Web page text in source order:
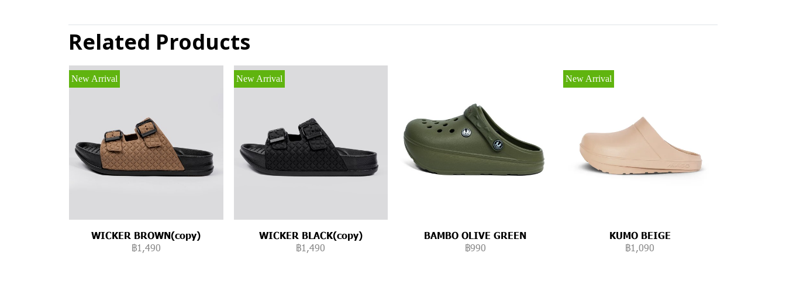
Related Products
New Arrival
WICKER BROWN(copy)
฿1,490
New Arrival
WICKER BLACK(copy)
฿1,490
BAMBO OLIVE GREEN
฿990
New Arrival
KUMO BEIGE
฿1,090